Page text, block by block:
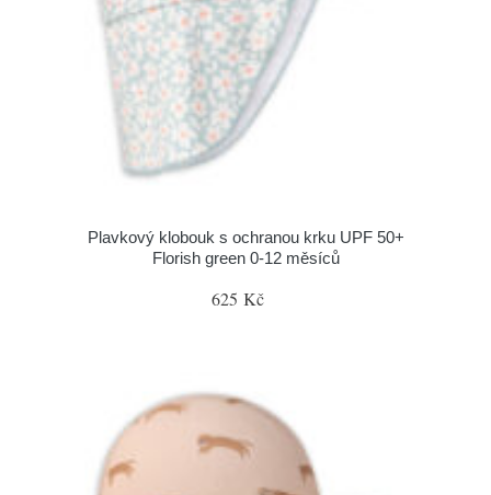
Plavkový klobouk s ochranou krku UPF 50+
Florish green 0-12 měsíců
625 Kč